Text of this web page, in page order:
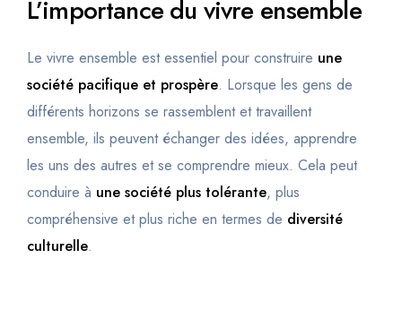
L’importance du vivre ensemble
Le vivre ensemble est essentiel pour construire une
société pacifique et prospère. Lorsque les gens de
différents horizons se rassemblent et travaillent
ensemble, ils peuvent échanger des idées, apprendre
les uns des autres et se comprendre mieux. Cela peut
conduire à une société plus tolérante, plus
compréhensive et plus riche en termes de diversité
culturelle.